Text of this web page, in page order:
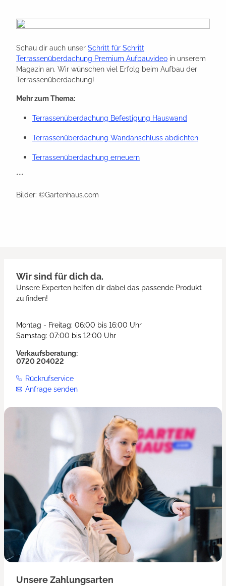
Schau dir auch unser Schritt für Schritt
Terrassenüberdachung Premium Aufbauvideo in unserem
Magazin an. Wir wünschen viel Erfolg beim Aufbau der
Terrassenüberdachung!
Mehr zum Thema:
Terrassenüberdachung Befestigung Hauswand
Terrassenüberdachung Wandanschluss abdichten
Terrassenüberdachung erneuern
***
Bilder: ©Gartenhaus.com
Wir sind für dich da.
Unsere Experten helfen dir dabei das passende Produkt
zu finden!
Montag - Freitag: 06:00 bis 16:00 Uhr
Samstag: 07:00 bis 12:00 Uhr
Verkaufsberatung:
0720 204022
Rückrufservice
Anfrage senden
Unsere Zahlungsarten